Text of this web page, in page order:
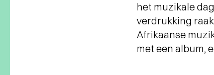
het muzikale
verdrukking
Afrikaanse
met een album,